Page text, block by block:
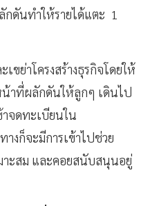
ดันทำให้รายได้แตะ 1
ขย่าโครงสร้างธุรกิจโดยให้
าที่ผลักดันให้ลูกๆ เดินไป
จดทะเบียนใน
งก็จะมีการเข้าไปช่วย
าะสม และคอยสนับสนุนอยู่